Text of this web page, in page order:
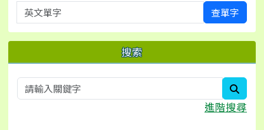
英文單字 查單字
搜索
進階搜尋